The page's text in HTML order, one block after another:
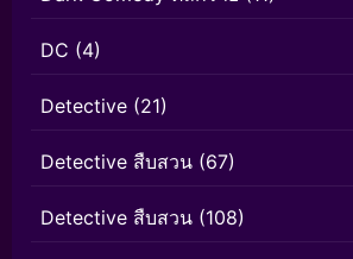
DC (4)
Detective (21)
Detective สืบสวน (67)
Detective สืบสวน (108)